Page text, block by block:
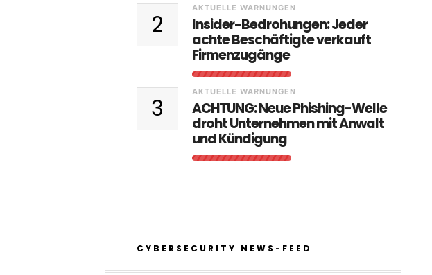
2
AKTUELLE WARNUNGEN
Insider-Bedrohungen: Jeder
achte Beschäftigte verkauft
Firmenzugänge
3
AKTUELLE WARNUNGEN
ACHTUNG: Neue Phishing-Welle
droht Unternehmen mit Anwalt
und Kündigung
CYBERSECURITY NEWS-FEED